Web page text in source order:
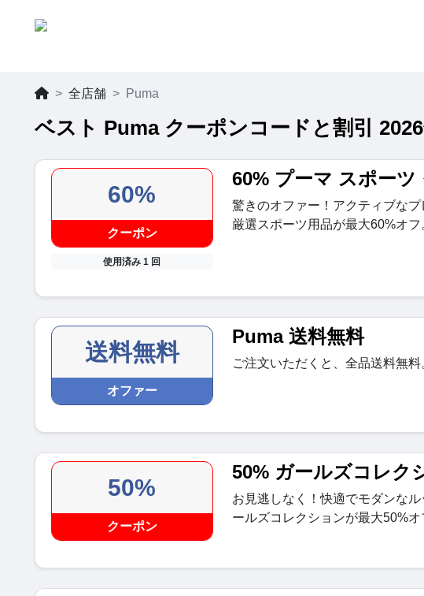
全店舗 Puma
ベスト Puma クーポンコードと割引
60%
クーポン
使用済み 1 回
60% プーマ スポーツ
驚きのオファー！アクティブなプ
厳選スポーツ用品が最大60%オフ
送料無料
オファー
Puma 送料無料
ご注文いただくと、全品送料無料
50%
クーポン
50% ガールズコレク
お見逃しなく！快適でモダンな
ールズコレクションが最大50%オ